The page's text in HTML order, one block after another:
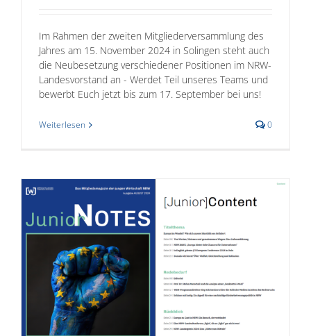
Im Rahmen der zweiten Mitgliederversammlung des
Jahres am 15. November 2024 in Solingen steht auch
die Neubesetzung verschiedener Positionen im NRW-
Landesvorstand an - Werdet Teil unseres Teams und
bewerbt Euch jetzt bis zum 17. September bei uns!
Weiterlesen 0